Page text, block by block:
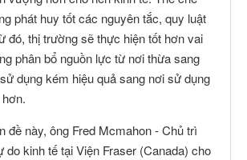
phát huy tốt các nguyên tắc, quy luật
đó, thị trường sẽ thực hiện tốt hơn vai
phân bổ nguồn lực từ nơi thừa sang
dụng kém hiệu quả sang nơi sử dụng
đề này, ông Fred Mcmahon - Chủ trì
do kinh tế tại Viện Fraser (Canada) cho